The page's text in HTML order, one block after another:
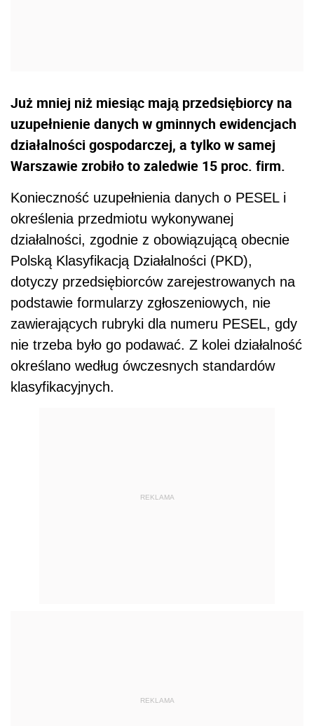
Już mniej niż miesiąc mają przedsiębiorcy na
uzupełnienie danych w gminnych ewidencjach
działalności gospodarczej, a tylko w samej
Warszawie zrobiło to zaledwie 15 proc. firm.
Konieczność uzupełnienia danych o PESEL i
określenia przedmiotu wykonywanej
działalności, zgodnie z obowiązującą obecnie
Polską Klasyfikacją Działalności (PKD),
dotyczy przedsiębiorców zarejestrowanych na
podstawie formularzy zgłoszeniowych, nie
zawierających rubryki dla numeru PESEL, gdy
nie trzeba było go podawać. Z kolei działalność
określano według ówczesnych standardów
klasyfikacyjnych.
REKLAMA
REKLAMA